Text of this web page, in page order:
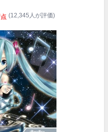
点 (12,345人が評価)